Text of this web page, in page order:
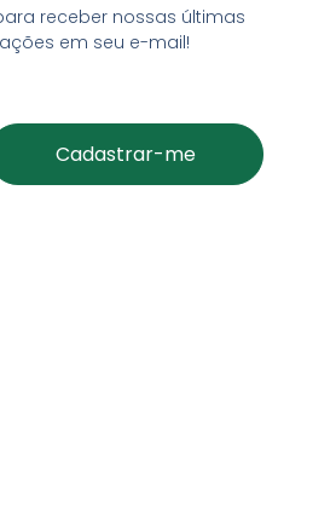
receber nossas últimas
em seu e-mail!